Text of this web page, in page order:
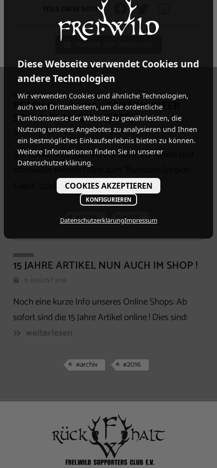
TEILE DIESE SEITE
BEACH FLAIR 2015 – TROTZ WINTER
SCHON SONNE IM HERZEN
29. JANUAR 2015
Die Toskana ist jetzt bereits voller Vorfreude und
schmiedet weitere Pläne zum "Rundum-Sorglos-
weiterlesen
#archiv #2015
15 JAHRE ARTIKEL NUN AUCH IM SHOP !
11. AUGUST 2016
Noch eine kurze Info unseres Online Shops: Ab
sofort sind die 15 Jahre Artikel online ! Dies sind:
weiterlesen
#archiv #2016
Diese Webseite verwendet Cookies und
andere Technologien
Wir verwenden Cookies und ähnliche Technologien,
auch von Drittanbietern, um die ordentliche
Funktionsweise der Website zu gewährleisten, die
Nutzung unseres Angebotes zu analysieren und Ihnen
ein bestmögliches Einkaufserlebnis bieten zu können.
Weitere Informationen finden Sie in unserer
Datenschutzerklärung.
COOKIES AKZEPTIEREN
KONFIGURIEREN
DatenschutzerklärungImpressum